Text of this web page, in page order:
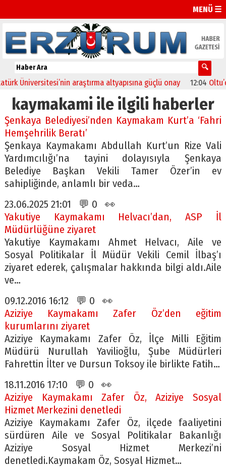
MENÜ ☰
araştırma altyapısına güçlü onay 12:04 Oltu’da
kaymakami ile ilgili haberler
Şenkaya Belediyesi’nden Kaymakam Kurt’a ‘Fahri
Hemşehrilik Beratı’
Şenkaya Kaymakamı Abdullah Kurt’un Rize Vali
Yardımcılığı’na tayini dolayısıyla Şenkaya
Belediye Başkan Vekili Tamer Özer’in ev
sahipliğinde, anlamlı bir veda…
23.06.2025 21:01 💬 0 👀
Yakutiye Kaymakamı Helvacı’dan, ASP İl
Müdürlüğüne ziyaret
Yakutiye Kaymakamı Ahmet Helvacı, Aile ve
Sosyal Politikalar İl Müdür Vekili Cemil İlbaş’ı
ziyaret ederek, çalışmalar hakkında bilgi aldı.Aile
ve…
09.12.2016 16:12 💬 0 👀
Aziziye Kaymakamı Zafer Öz’den eğitim
kurumlarını ziyaret
Aziziye Kaymakamı Zafer Öz, İlçe Milli Eğitim
Müdürü Nurullah Yavilioğlu, Şube Müdürleri
Fahrettin İlter ve Dursun Toksoy ile birlikte Fatih…
18.11.2016 17:10 💬 0 👀
Aziziye Kaymakamı Zafer Öz, Aziziye Sosyal
Hizmet Merkezini denetledi
Aziziye Kaymakamı Zafer Öz, ilçede faaliyetini
sürdüren Aile ve Sosyal Politikalar Bakanlığı
Aziziye Sosyal Hizmet Merkezi’ni
denetledi.Kaymakam Öz, Sosyal Hizmet…